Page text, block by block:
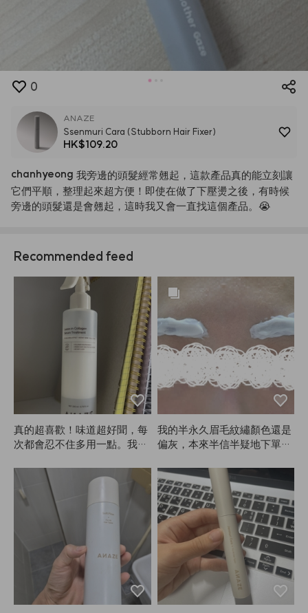
0
ANAZE
Ssenmuri Cara (Stubborn Hair Fixer)
HK$109.20
chanhyeong 我旁邊的頭髮經常翹起，這款產品真的能立刻讓
它們平順，整理起來超方便！即使在做了下壓燙之後，有時候
旁邊的頭髮還是會翹起，這時我又會一直找這個產品。😭
Recommended feed
真的超喜歡！味道超好聞，每
次都會忍不住多用一點。我是
頭髮就像剛做完造型一樣蓬
鬆，捲度也超美。真的會一直
回購！拜託ANAZE一定要繼
續生產！沒了它真的不行！😭
我的半永久眉毛紋繡顏色還是
偏灰，本來半信半疑地下單想
第一次染眉，沒想到眼睛也沒
怎麼刺痛。原本擔心顏色會不
會太淺，但只染了大約10分
鐘，顏色我很喜歡！推薦！